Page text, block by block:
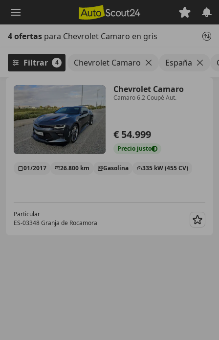
principal
4 ofertas para Chevrolet Camaro en gris
Filtrar 4 Chevrolet Camaro España
Chevrolet Camaro
Camaro 6.2 Coupé Aut.
€ 54.999
Precio justo
01/2017 26.800 km Gasolina 335 kW (455 CV)
Particular
ES-03348 Granja de Rocamora